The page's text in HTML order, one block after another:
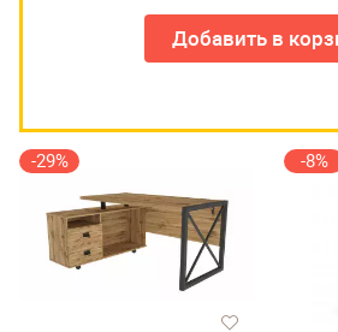
Добавить в
-29% -8%